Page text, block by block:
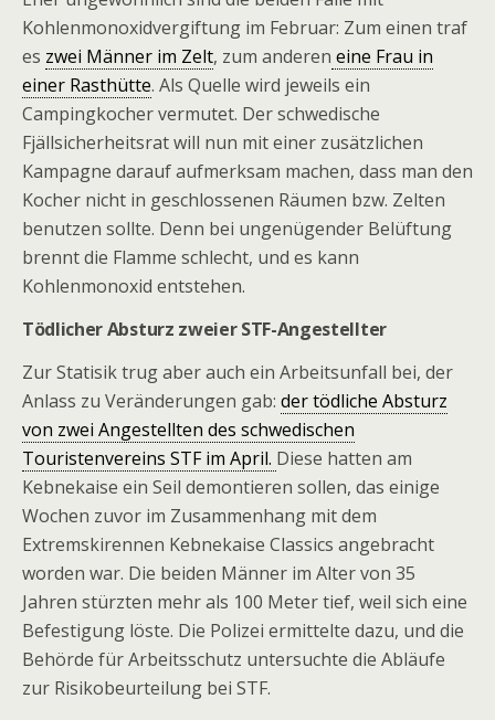
Kohlenmonoxidvergiftung im Februar: Zum einen traf
es zwei Männer im Zelt, zum anderen eine Frau in
einer Rasthütte. Als Quelle wird jeweils ein
Campingkocher vermutet. Der schwedische
Fjällsicherheitsrat will nun mit einer zusätzlichen
Kampagne darauf aufmerksam machen, dass man den
Kocher nicht in geschlossenen Räumen bzw. Zelten
benutzen sollte. Denn bei ungenügender Belüftung
brennt die Flamme schlecht, und es kann
Kohlenmonoxid entstehen.
Tödlicher Absturz zweier STF-Angestellter
Zur Statisik trug aber auch ein Arbeitsunfall bei, der
Anlass zu Veränderungen gab: der tödliche Absturz
von zwei Angestellten des schwedischen
Touristenvereins STF im April. Diese hatten am
Kebnekaise ein Seil demontieren sollen, das einige
Wochen zuvor im Zusammenhang mit dem
Extremskirennen Kebnekaise Classics angebracht
worden war. Die beiden Männer im Alter von 35
Jahren stürzten mehr als 100 Meter tief, weil sich eine
Befestigung löste. Die Polizei ermittelte dazu, und die
Behörde für Arbeitsschutz untersuchte die Abläufe
zur Risikobeurteilung bei STF.